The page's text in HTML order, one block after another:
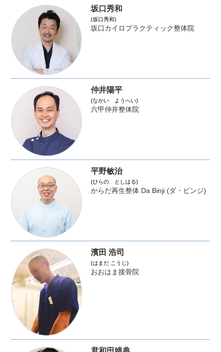
坂口秀和
(坂口秀和)
坂口カイロプラクティック整体院
仲井陽平
(なかい ようへい)
六甲仲井整体院
平野敏治
(ひらの としはる)
からだ再生整体 Da Binji (ダ・ビンジ)
濱田 浩司
(はまだ こうじ)
おおはま接骨院